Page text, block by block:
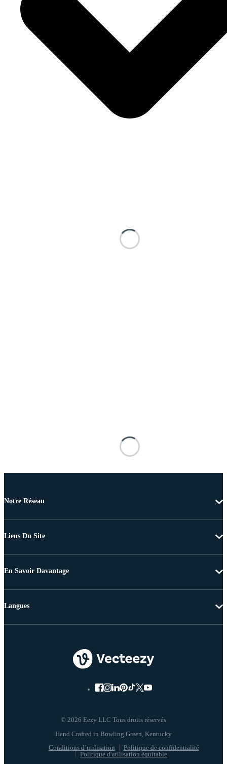
Notre Réseau
Liens Du Site
En Savoir Davantage
© 2026 Eezy LLC Tous droits réservés
Conditions d’utilisation
Politique de confidentialité
Politique d'utilisation équitable
Langues